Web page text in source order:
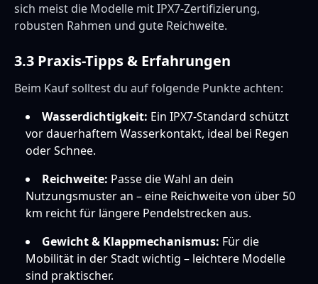
sich meist die Modelle mit IPX7-Zertifizierung,
robusten Rahmen und gute Reichweite.
3.3 Praxis-Tipps & Erfahrungen
Beim Kauf solltest du auf folgende Punkte achten:
Wasserdichtigkeit: Ein IPX7-Standard schützt
vor dauerhaftem Wasserkontakt, ideal bei Regen
oder Schnee.
Reichweite: Passe die Wahl an dein
Nutzungsmuster an – eine Reichweite von über 50
km reicht für längere Pendelstrecken aus.
Gewicht & Klappmechanismus: Für die
Mobilität in der Stadt wichtig – leichtere Modelle
sind praktischer.